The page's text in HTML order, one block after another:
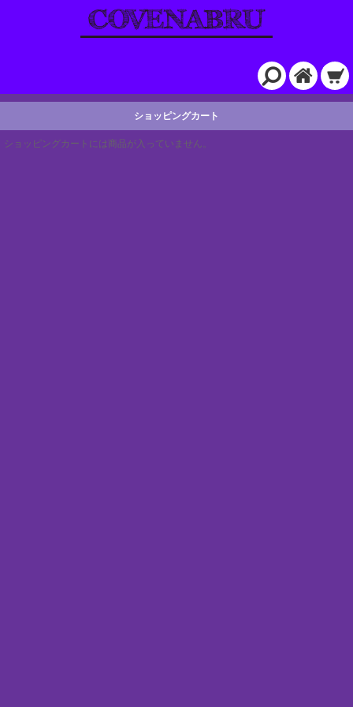
ショッピングカート
ショッピングカートには商品が入っていません。